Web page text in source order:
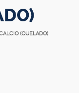
(QUELADO)